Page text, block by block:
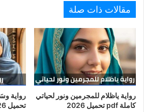
مقالات ذات صلة
رواية ياظلام للمجرمين ونور لحياتي
كاملة pdf تحميل 2026
تحميل 2026